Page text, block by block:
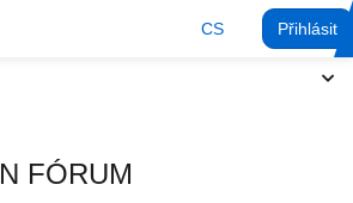
CS Přihlásit
FÓRUM